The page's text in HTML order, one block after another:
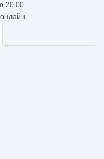
20.00